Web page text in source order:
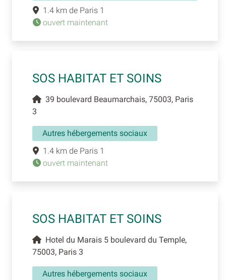
1.4 km de Paris 1
ouvert maintenant
SOS HABITAT ET SOINS
39 boulevard Beaumarchais, 75003, Paris
3
Autres hébergements sociaux
1.4 km de Paris 1
ouvert maintenant
SOS HABITAT ET SOINS
Hotel du Marais 5 boulevard du Temple,
75003, Paris 3
Autres hébergements sociaux